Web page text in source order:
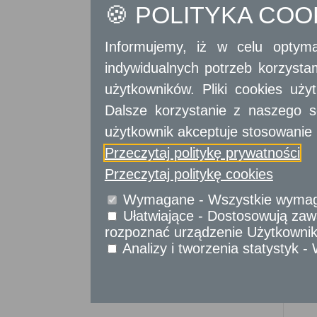
Sprawy obywatelskie
Udostępnianie informacji publicznej
Urząd Stanu Cywilnego
Usługi
dla przedsiębiorców
dla instytucji,
urzędów
🍪 POLITYKA
Informujemy, iż w celu
indywidualnych potrzeb
użytkowników. Pliki cookies
Dalsze korzystanie z naszego
użytkownik akceptuje stosowanie
Przeczytaj politykę prywatności
Przeczytaj politykę cookies
Wymagane - Wszystkie
Ułatwiające - Dostosowują
rozpoznać urządzenie
Analizy i tworzenia statystyk -